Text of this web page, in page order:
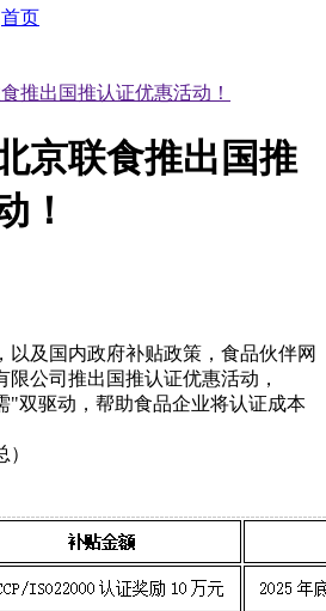
首页
推出国推认证优惠活动！
京联食推出国推
！
以及国内政府补贴政策，食品伙伴网
公司推出国推认证优惠活动，
"双驱动，帮助食品企业将认证成本